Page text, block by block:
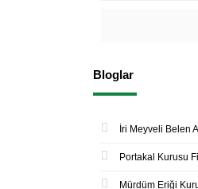
Bloglar
İri Meyveli Belen
Portakal Kurusu
Mürdüm Eriği